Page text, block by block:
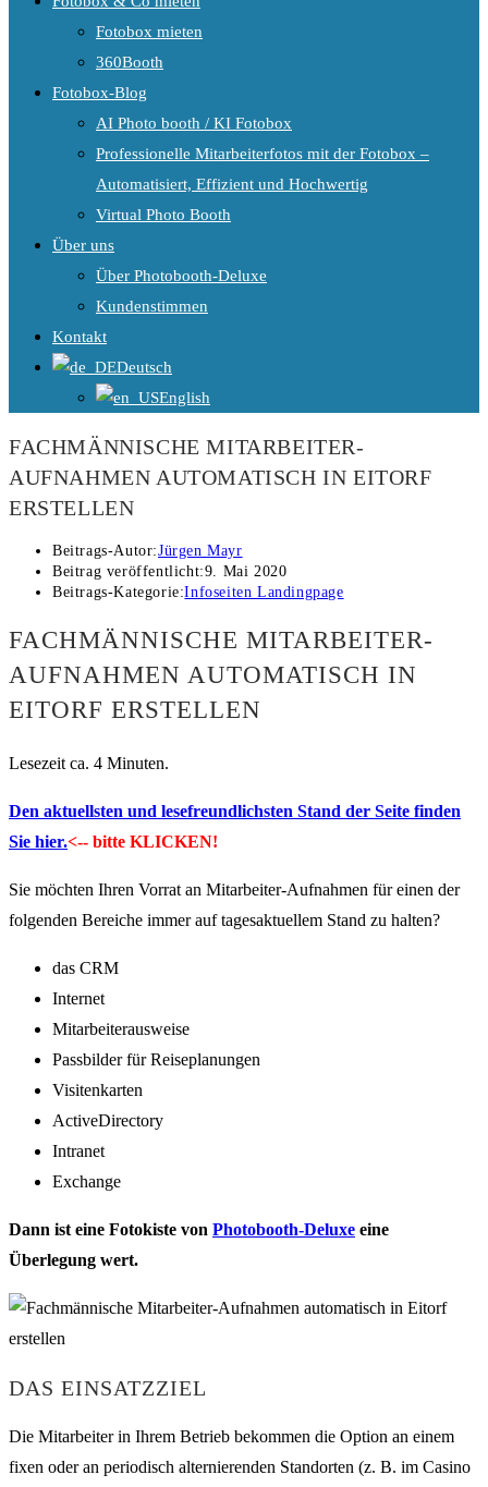
Fotobox mieten
360Booth
Fotobox-Blog
AI Photo booth / KI Fotobox
Professionelle Mitarbeiterfotos mit der Fotobox –
Automatisiert, Effizient und Hochwertig
Virtual Photo Booth
Über uns
Über Photobooth-Deluxe
Kundenstimmen
Kontakt
Deutsch
English
FACHMÄNNISCHE MITARBEITER-
AUFNAHMEN AUTOMATISCH IN EITORF
ERSTELLEN
Beitrags-Autor:Jürgen Mayr
Beitrag veröffentlicht:9. Mai 2020
Beitrags-Kategorie:Infoseiten Landingpage
FACHMÄNNISCHE MITARBEITER-
AUFNAHMEN AUTOMATISCH IN
EITORF ERSTELLEN
Lesezeit ca. 4 Minuten.
Den aktuellsten und lesefreundlichsten Stand der Seite finden
Sie hier.<-- bitte KLICKEN!
Sie möchten Ihren Vorrat an Mitarbeiter-Aufnahmen für einen der
folgenden Bereiche immer auf tagesaktuellem Stand zu halten?
das CRM
Internet
Mitarbeiterausweise
Passbilder für Reiseplanungen
Visitenkarten
ActiveDirectory
Intranet
Exchange
Dann ist eine Fotokiste von Photobooth-Deluxe eine
Überlegung wert.
DAS EINSATZZIEL
Die Mitarbeiter in Ihrem Betrieb bekommen die Option an einem
fixen oder an periodisch alternierenden Standorten (z. B. im Casino